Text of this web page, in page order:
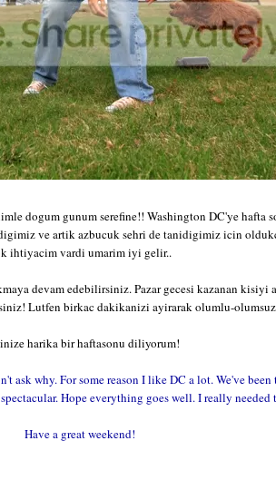
dogum gunum serefine!! Washington DC'ye hafta
ve artik azbucuk sehri de tanidigimiz icin
ihtiyacim vardi umarim iyi gelir..
devam edebilirsiniz. Pazar gecesi kazanan kisiyi
Lutfen birkac dakikanizi ayirarak olumlu-
harika bir haftasonu diliyorum!
ask why. For some reason I like DC a lot. We've
Hope everything goes well. I really needed
Have a great weekend!